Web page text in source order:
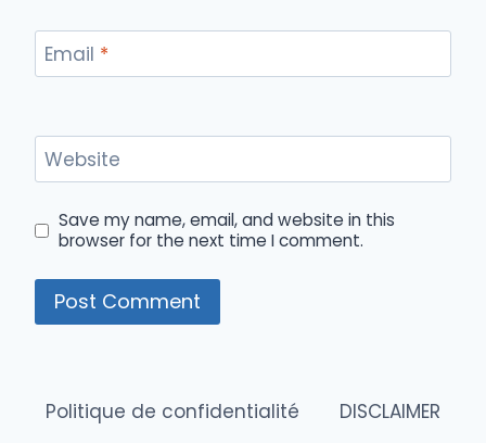
Email *
Website
Save my name, email, and website in this
browser for the next time I comment.
Politique de confidentialité
DISCLAIMER